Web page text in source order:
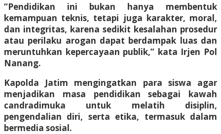
“Pendidikan ini bukan hanya membentuk
kemampuan teknis, tetapi juga karakter, moral,
dan integritas, karena sedikit kesalahan prosedur
atau perilaku arogan dapat berdampak luas dan
meruntuhkan kepercayaan publik,” kata Irjen Pol
Nanang.
Kapolda Jatim mengingatkan para siswa agar
menjadikan masa pendidikan sebagai kawah
candradimuka untuk melatih disiplin,
pengendalian diri, serta etika, termasuk dalam
bermedia sosial.